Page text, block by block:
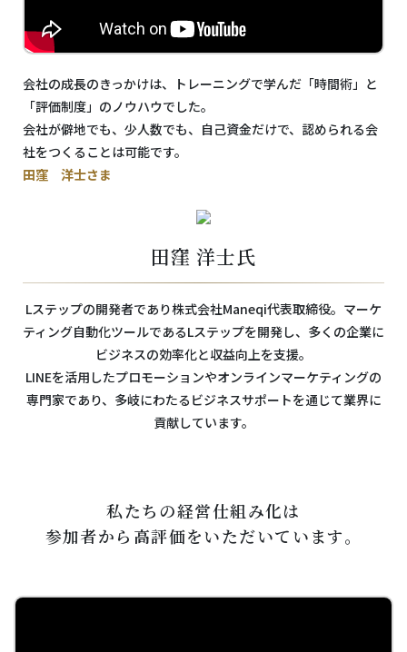
会社の成長のきっかけは、トレーニングで学んだ「時間術」と
「評価制度」のノウハウでした。
会社が僻地でも、少人数でも、自己資金だけで、認められる会
社をつくることは可能です。
田窪 洋士さま
田窪 洋士氏
Lステップの開発者であり株式会社Maneqi代表取締役。マーケ
ティング自動化ツールであるLステップを開発し、多くの企業に
ビジネスの効率化と収益向上を支援。
LINEを活用したプロモーションやオンラインマーケティングの
専門家であり、多岐にわたるビジネスサポートを通じて業界に
貢献しています。
私たちの経営仕組み化は
参加者から高評価をいただいています。